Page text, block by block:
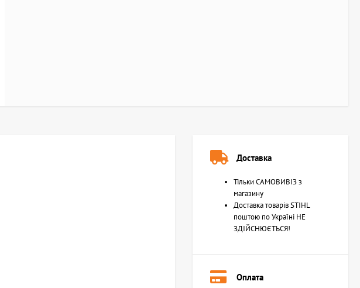
Доставка
Тільки САМОВИВІЗ з
магазину
Доставка товарів STIHL
поштою по Україні НЕ
ЗДІЙСНЮЄТЬСЯ!
Оплата